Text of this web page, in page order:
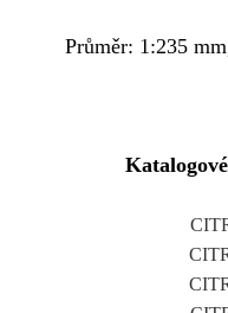
Průměr: 1:235